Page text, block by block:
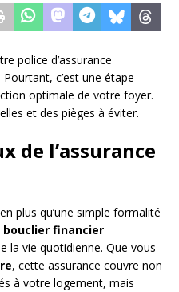
police d’assurance
c’est une étape
optimale de votre foyer.
et des pièges à éviter.
de l’assurance
plus qu’une simple formalité
bouclier financier
la vie quotidienne. Que vous
, cette assurance couvre non
à votre logement, mais